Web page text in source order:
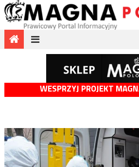
WESPRZYJ PROJEKT